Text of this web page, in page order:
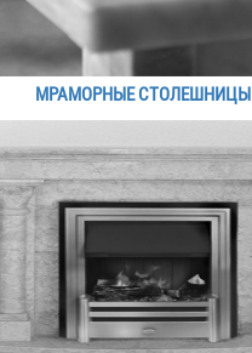
МРАМОРНЫЕ СТОЛЕШНИЦЫ